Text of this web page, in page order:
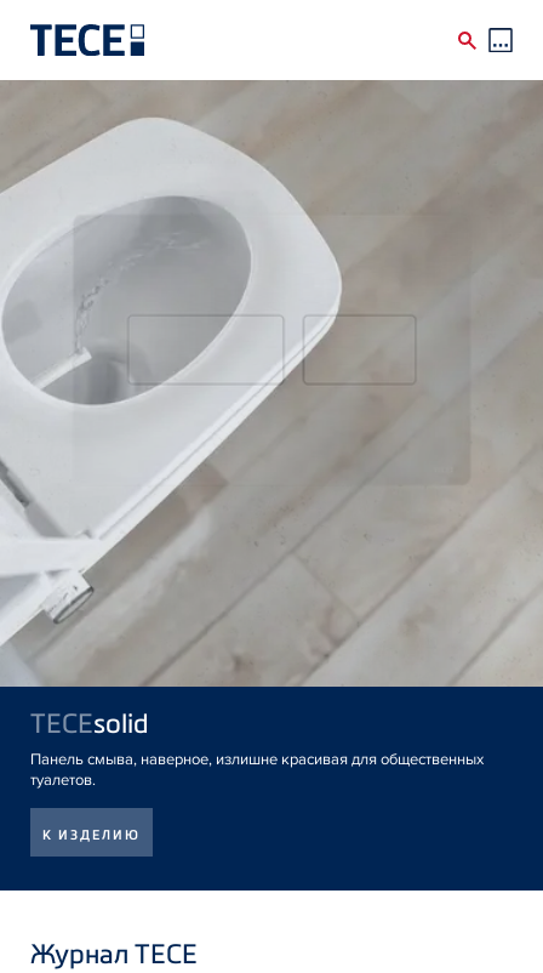
TECEsolid
Панель смыва, наверное, излишне красивая для общественных
туалетов.
К ИЗДЕЛИЮ
Журнал TECE